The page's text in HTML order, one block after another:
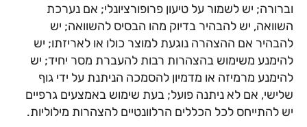
וברורה; יש לשמור על טיעון פרופורציונלי; אם נערכת
השוואה, יש להבהיר בדיוק מהו הבסיס להשוואה; יש
להבהיר אם ההצהרה נוגעת למוצר כולו או לאריזתו; יש
להימנע משימוש בהצהרות רבות להעברת מסר יחיד; יש
להימנע מרמיזה או מדמיון להסמכה הניתנת על ידי גוף
שלישי, אם לא ניתנה פועל; בעת שימוש באמצעים גרפיים
יש להתייחס לכל הכללים הרלוונטיים להצהרות מילוליות.